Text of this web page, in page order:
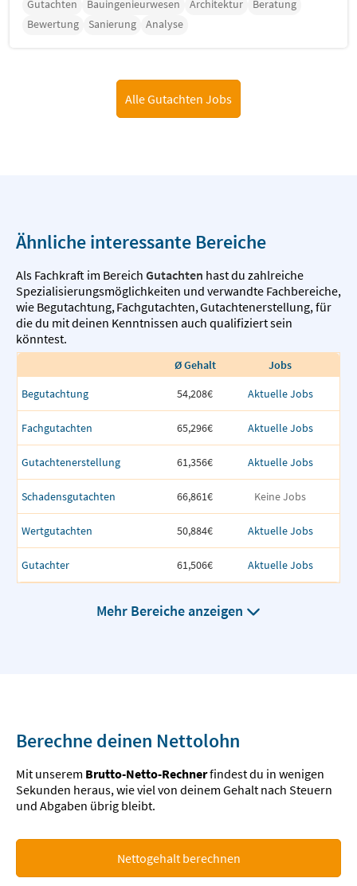
Gutachten Bauingenieurwesen Architektur
Beratung
Bewertung
Sanierung Analyse
Alle Gutachten Jobs
Ähnliche interessante Bereiche
Als Fachkraft im Bereich Gutachten hast du zahlreiche
Spezialisierungsmöglichkeiten und verwandte Fachbereiche,
wie Begutachtung,Fachgutachten,Gutachtenerstellung,für
die du mit deinen Kenntnissen auch qualifiziert sein
könntest.
Ø Gehalt
Jobs
Begutachtung
54,208€ Aktuelle Jobs
Fachgutachten 65,296€ Aktuelle Jobs
Gutachtenerstellung 61,356€ Aktuelle Jobs
Schadensgutachten 66,861€ Keine Jobs
Wertgutachten 50,884€ Aktuelle Jobs
Gutachter 61,506€ Aktuelle Jobs
Mehr Bereiche anzeigen
Berechne deinen Nettolohn
Mit unserem Brutto-Netto-Rechnerfindest du in wenigen
Sekunden heraus, wie viel von deinem Gehalt nach Steuern
und Abgaben übrig bleibt.
Nettogehalt berechnen